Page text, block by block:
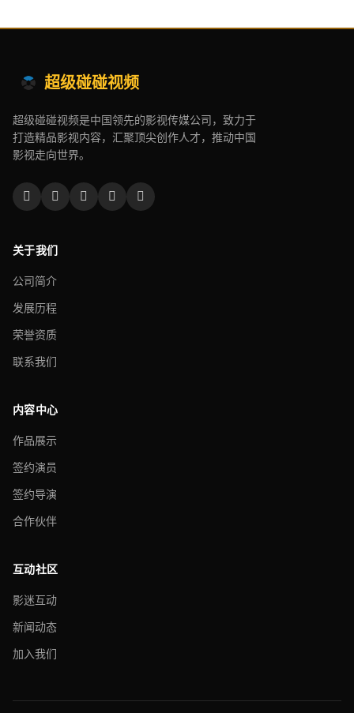
超级碰碰视频
超级碰碰视频是中国领先的影视传媒公司，致力于
打造精品影视内容，汇聚顶尖创作人才，推动中国
影视走向世界。
关于我们
公司简介
发展历程
荣誉资质
联系我们
内容中心
作品展示
签约演员
签约导演
合作伙伴
互动社区
影迷互动
新闻动态
加入我们